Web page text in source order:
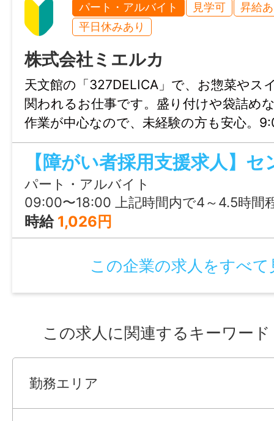
特記事項
・受動喫煙防止対策：屋内禁煙
・試用期間：なし
・定年制：なし
・再雇用制度：なし
・固定残業代制：なし
・マイカー通勤：不可
・賃金締切日：月末固定、支払日：翌月20
・育児休業取得実績なし
・介護休業取得実績なし
・看護休暇取得実績なし
の自治体において、A型事業所の利用につ
・利用料は人により、あり又は可能性あり
【職場環境】
＊障害者用トイレ（有）
パート・アルバイト 見学可
昇給
平日休みあり
株式会社ミエルカ
天文館の「327DELICA」で、お惣菜やス
関われるお仕事です。盛り付けや袋詰め
作業が中心なので、未経験の方も安心。
で4時間から勤務OKで、自分のペースを
しずつ仕事に慣れていけます。就労支援
です。
パート・アルバイト
09:00〜18:00 上記時間内で4～4.5時間
時給 1,026円
この企業の求人をすべて
この求人に関連するキーワード
勤務エリア